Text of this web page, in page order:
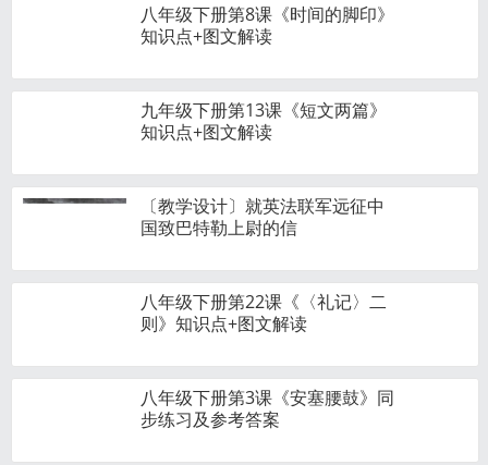
八年级下册第8课《时间的脚印》
知识点+图文解读
九年级下册第13课《短文两篇》
知识点+图文解读
〔教学设计〕就英法联军远征中
国致巴特勒上尉的信
八年级下册第22课《〈礼记〉二
则》知识点+图文解读
八年级下册第3课《安塞腰鼓》同
步练习及参考答案